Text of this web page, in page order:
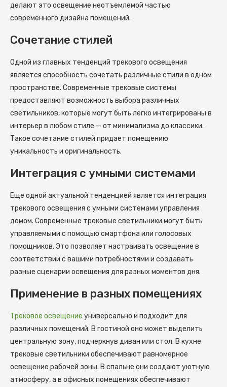
делают это освещение неотъемлемой частью
современного дизайна помещений.
Сочетание стилей
Одной из главных тенденций трекового освещения
является способность сочетать различные стили в одном
пространстве. Современные трековые системы
предоставляют возможность выбора различных
светильников, которые могут быть легко интегрированы в
интерьер в любом стиле — от минимализма до классики.
Такое сочетание стилей придает помещению
уникальность и оригинальность.
Интеграция с умными системами
Еще одной актуальной тенденцией является интеграция
трекового освещения с умными системами управления
домом. Современные трековые светильники могут быть
управляемыми с помощью смартфона или голосовых
помощников. Это позволяет настраивать освещение в
соответствии с вашими потребностями и создавать
разные сценарии освещения для разных моментов дня.
Применение в разных помещениях
Трековое освещение универсально и подходит для
различных помещений. В гостиной оно может выделить
центральную зону, подчеркнув диван или стол. В кухне
трековые светильники обеспечивают равномерное
освещение рабочей зоны. В спальне они создают уютную
атмосферу, а в офисных помещениях обеспечивают